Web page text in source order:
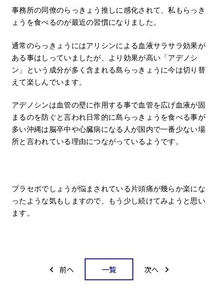
事務所の同僚のらっきょう推しに感化されて、私もらっき
ょうを食べるのが最近の習慣になりました。
通常のらっきょうにはアリシンによる血液サラサラ効果が
ある事はしっていましたが、より効果が高い「アデノシ
ン」という成分が多く含まれる島らっきょうに今は切り替
えて楽しんでいます。
アデノシンは血管の壁に作用する事で血管を広げ血液が固
まるのを防ぐと言われ日常的に島らっきょうを食べる事が
多い沖縄は脳卒中や心臓病になる人が国内で一番少ない場
所と言われている理由につながっているようです。
プラセボでしょうが悩まされている片頭痛が幾らか楽にな
ったような気もしますので、もう少し続けてみようと思い
ます。
前へ 一覧 次へ